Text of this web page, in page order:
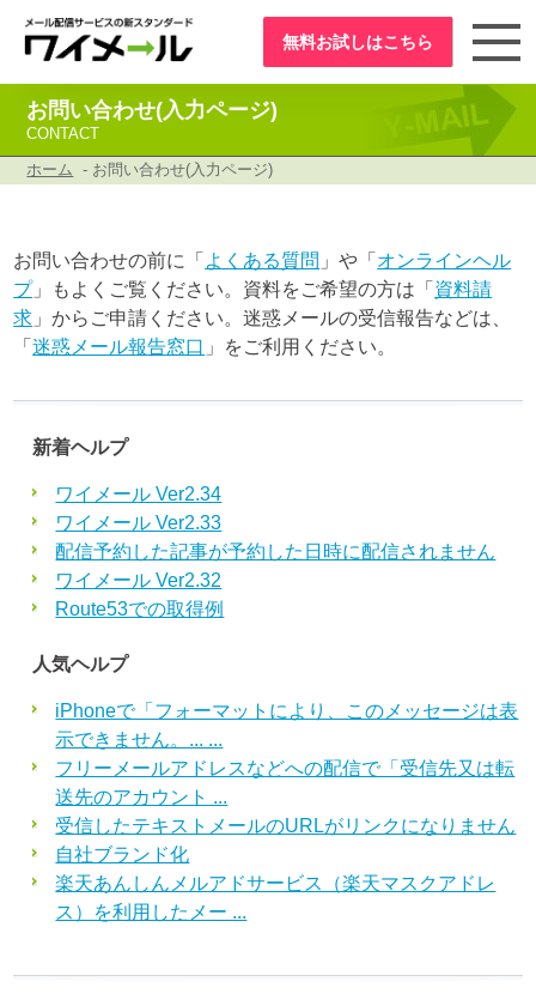
無料お試しはこちら
お問い合わせ(入力ページ)
CONTACT
ホーム - お問い合わせ(入力ページ)
お問い合わせの前に「 よくある質問 」や「 オンラインヘル
プ」もよくご覧ください。資料をご希望の方は「 資料請
求 」からご申請ください。迷惑メールの受信報告などは、
「迷惑メール報告窓口 」をご利用ください。
新着ヘルプ
ワイメール Ver2.34
ワイメール Ver2.33
配信予約した記事が予約した日時に配信されません
ワイメール Ver2.32
Route53での取得例
人気ヘルプ
iPhoneで「フォーマットにより、このメッセージは表
示できません。... ...
フリーメールアドレスなどへの配信で「受信先又は転
送先のアカウント ...
受信したテキストメールのURLがリンクになりません
自社ブランド化
楽天あんしんメルアドサービス（楽天マスクアドレ
ス）を利用したメー ...